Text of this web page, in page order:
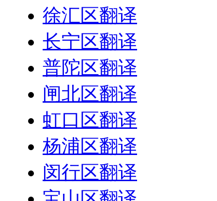
徐汇区翻译
长宁区翻译
普陀区翻译
闸北区翻译
虹口区翻译
杨浦区翻译
闵行区翻译